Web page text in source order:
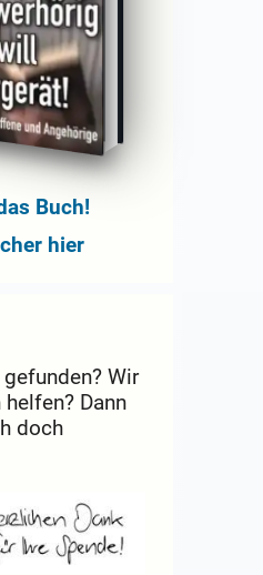
Buch!
hier
Wir
Dann
doch